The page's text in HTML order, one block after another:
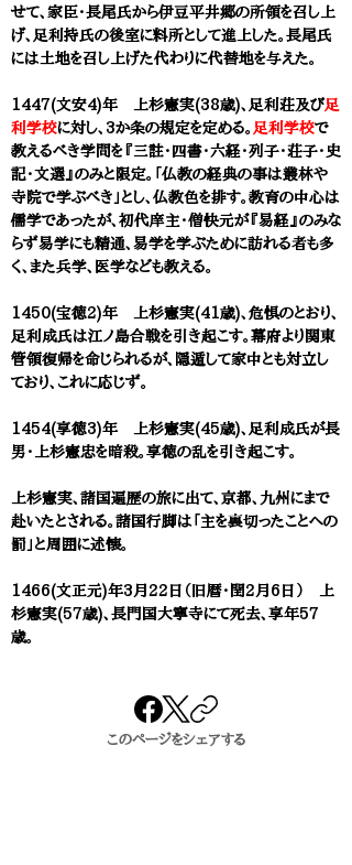
せて、家臣・長尾氏から伊豆平井郷の所領を召し上
げ、足利持氏の後室に料所として進上した。長尾氏
には土地を召し上げた代わりに代替地を与えた。
1447(文安4)年 上杉憲実(38歳)、足利荘及び足
利学校に対し、3か条の規定を定める。 足利学校で
教えるべき学問を『三註・四書・六経・列子・荘子・史
記・文選』のみと限定。「仏教の経典の事は叢林や
寺院で学ぶべき」とし、仏教色を排す。教育の中心は
儒学であったが、初代庠主・僧快元が『易経』のみな
らず易学にも精通、易学を学ぶために訪れる者も多
く、また兵学、医学なども教える。
1450(宝徳2)年 上杉憲実(41歳)、危惧のとおり、
足利成氏は江ノ島合戦を引き起こす。幕府より関東
管領復帰を命じられるが、隠遁して家中とも対立し
ており、これに応じず。
1454(享徳3)年 上杉憲実(45歳)、足利成氏が長
男・上杉憲忠を暗殺。享徳の乱を引き起こす。
上杉憲実、諸国遍歴の旅に出て、京都、九州にまで
赴いたとされる。諸国行脚は「主を裏切ったことへの
罰」と周囲に述懐。
1466(文正元)年3月22日（旧暦・閏2月6日） 上
杉憲実(57歳)、長門国大寧寺にて死去、享年57
歳。
このページをシェアする